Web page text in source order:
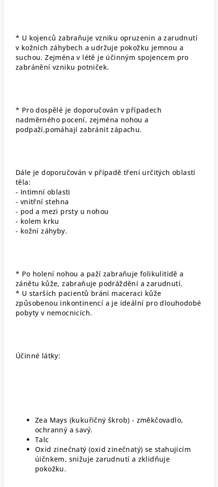
* U kojenců zabraňuje vzniku opruzenin a zarudnutí
v kožních záhybech a udržuje pokožku jemnou a
suchou. Zejména v létě je účinným spojencem pro
zabránění vzniku potniček.
* Pro dospělé je doporučován v případech
nadměrného pocení, zejména nohou a
podpaží,pomáhají zabránit zápachu.
Dále je doporučovánv případě tření určitých oblastí
těla:
- Intimní oblasti
- vnitřní stehna
- pod a mezi prsty u nohou
- kolem krku
- kožní záhyby.
* Po holení nohou a paží zabraňuje folikulitidě a
zánětu kůže, zabraňuje podráždění a zarudnutí.
* U starších pacientů brání maceraci kůže
způsobenou inkontinencí a je ideální pro dlouhodobé
pobyty v nemocnicích.
Účinné látky:
Zea Mays (kukuřičný škrob) - změkčovadlo,
ochranný a savý.
Talc
Oxid zinečnatý (oxid zinečnatý) se stahujícím
úičnkem, snižuje zarudnutí a zklidňuje
pokožku.